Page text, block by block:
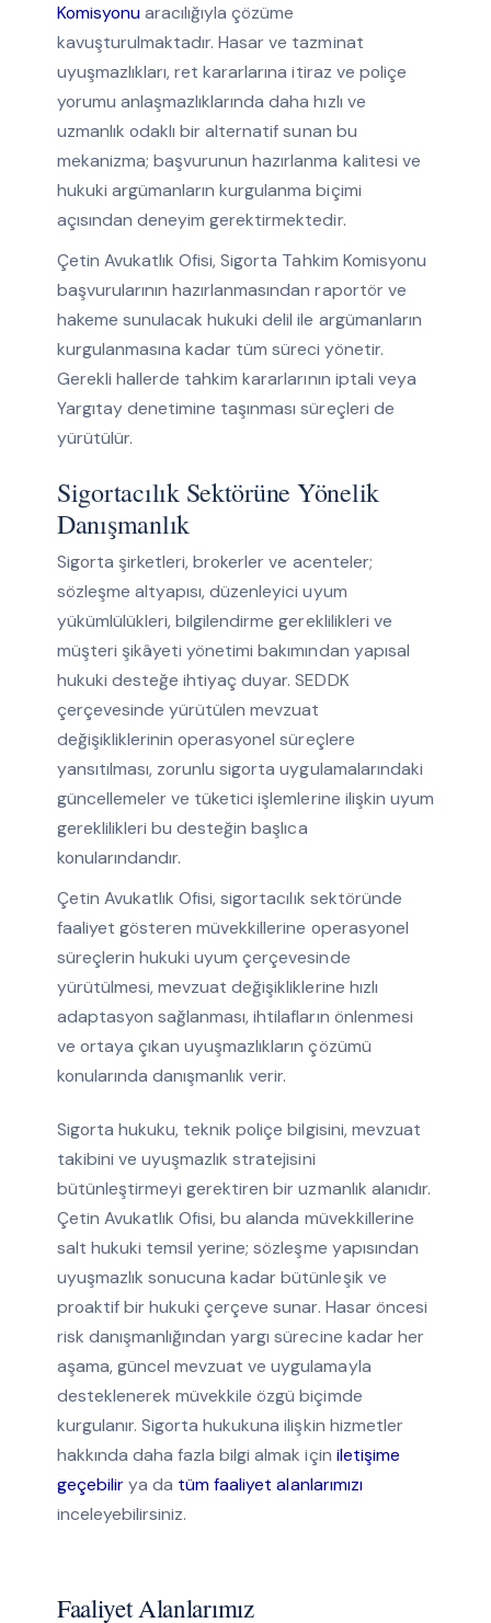
Komisyonu aracılığıyla çözüme
kavuşturulmaktadır. Hasar ve tazminat
uyuşmazlıkları, ret kararlarına itiraz ve poliçe
yorumu anlaşmazlıklarında daha hızlı ve
uzmanlık odaklı bir alternatif sunan bu
mekanizma; başvurunun hazırlanma kalitesi ve
hukuki argümanların kurgulanma biçimi
açısından deneyim gerektirmektedir.
Çetin Avukatlık Ofisi, Sigorta Tahkim Komisyonu
başvurularının hazırlanmasından raportör ve
hakeme sunulacak hukuki delil ile argümanların
kurgulanmasına kadar tüm süreci yönetir.
Gerekli hallerde tahkim kararlarının iptali veya
Yargıtay denetimine taşınması süreçleri de
yürütülür.
Sigortacılık Sektörüne Yönelik
Danışmanlık
Sigorta şirketleri, brokerler ve acenteler;
sözleşme altyapısı, düzenleyici uyum
yükümlülükleri, bilgilendirme gereklilikleri ve
müşteri şikâyeti yönetimi bakımından yapısal
hukuki desteğe ihtiyaç duyar. SEDDK
çerçevesinde yürütülen mevzuat
değişikliklerinin operasyonel süreçlere
yansıtılması, zorunlu sigorta uygulamalarındaki
güncellemeler ve tüketici işlemlerine ilişkin uyum
gereklilikleri bu desteğin başlıca
konularındandır.
Çetin Avukatlık Ofisi, sigortacılık sektöründe
faaliyet gösteren müvekkillerine operasyonel
süreçlerin hukuki uyum çerçevesinde
yürütülmesi, mevzuat değişikliklerine hızlı
adaptasyon sağlanması, ihtilafların önlenmesi
ve ortaya çıkan uyuşmazlıkların çözümü
konularında danışmanlık verir.
Sigorta hukuku, teknik poliçe bilgisini, mevzuat
takibini ve uyuşmazlık stratejisini
bütünleştirmeyi gerektiren bir uzmanlık alanıdır.
Çetin Avukatlık Ofisi, bu alanda müvekkillerine
salt hukuki temsil yerine; sözleşme yapısından
uyuşmazlık sonucuna kadar bütünleşik ve
proaktif bir hukuki çerçeve sunar. Hasar öncesi
risk danışmanlığından yargı sürecine kadar her
aşama, güncel mevzuat ve uygulamayla
desteklenerek müvekkile özgü biçimde
kurgulanır. Sigorta hukukuna ilişkin hizmetler
hakkında daha fazla bilgi almak için iletişime
geçebilirya da tüm faaliyet alanlarımızı
inceleyebilirsiniz.
Faaliyet Alanlarımız